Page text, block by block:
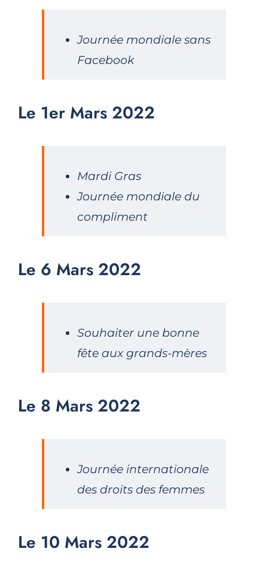
Journée mondiale sans
Facebook
Le 1er Mars 2022
Mardi Gras
Journée mondiale du
compliment
Le 6 Mars 2022
Souhaiter une bonne
fête aux grands-mères
Le 8 Mars 2022
Journée internationale
des droits des femmes
Le 10 Mars 2022